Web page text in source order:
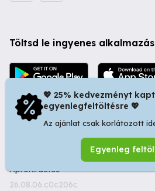
Töltsd le ingyenes
© 2026 Startapró S.R.L. | Bulevardul
410346, Romania | Tax ID:
Apróhirdetés
26.08.06.c0c206c
💖 25% kedvezményt
egyenlegfeltöltésre 💖
Az ajánlat csak korlátozott
Egyenleg